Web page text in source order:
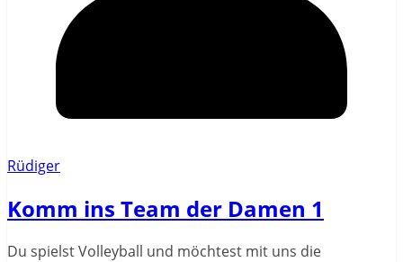
Rüdiger
Komm ins Team der Damen 1
Du spielst Volleyball und möchtest mit uns die